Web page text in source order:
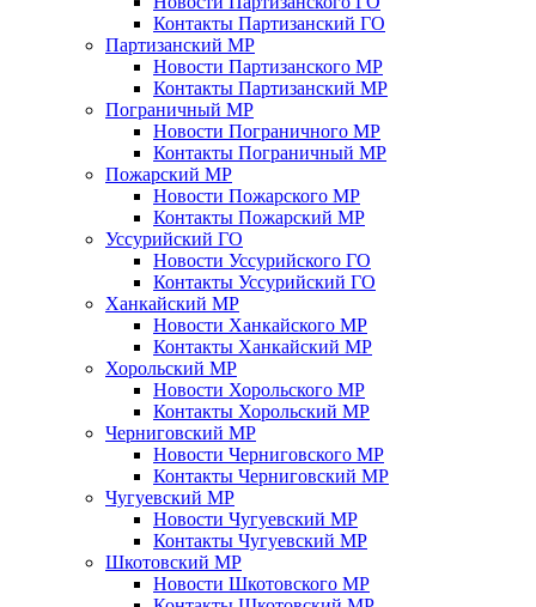
Контакты Партизанский ГО
Партизанский МР
Новости Партизанского МР
Контакты Партизанский МР
Пограничный МР
Новости Пограничного МР
Контакты Пограничный МР
Пожарский МР
Новости Пожарского МР
Контакты Пожарский МР
Уссурийский ГО
Новости Уссурийского ГО
Контакты Уссурийский ГО
Ханкайский МР
Новости Ханкайского МР
Контакты Ханкайский МР
Хорольский МР
Новости Хорольского МР
Контакты Хорольский МР
Черниговский МР
Новости Черниговского МР
Контакты Черниговский МР
Чугуевский МР
Новости Чугуевский МР
Контакты Чугуевский МР
Шкотовский МР
Новости Шкотовского МР